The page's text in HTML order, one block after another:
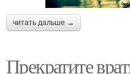
читать дальше →
Прекратите